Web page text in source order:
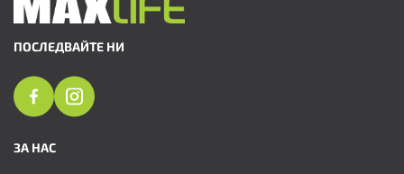
ПОСЛЕДВАЙТЕ НИ
ЗА НАС